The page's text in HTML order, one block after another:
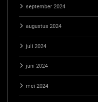
september 2024
augustus 2024
juli 2024
juni 2024
mei 2024